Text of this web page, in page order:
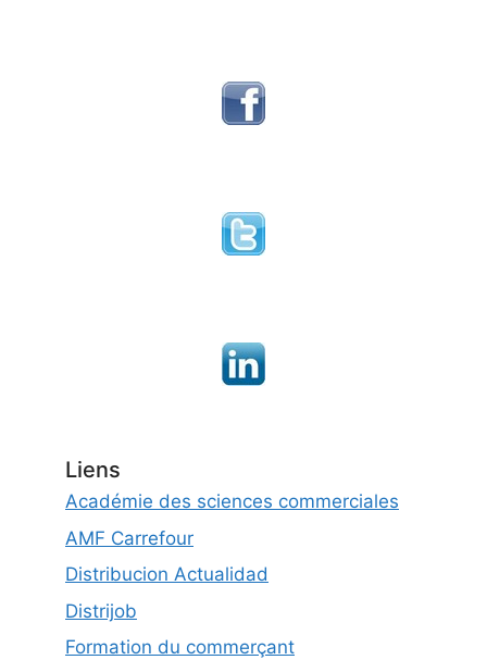
Liens
Académie des sciences commerciales
AMF Carrefour
Distribucion Actualidad
Distrijob
Formation du commerçant